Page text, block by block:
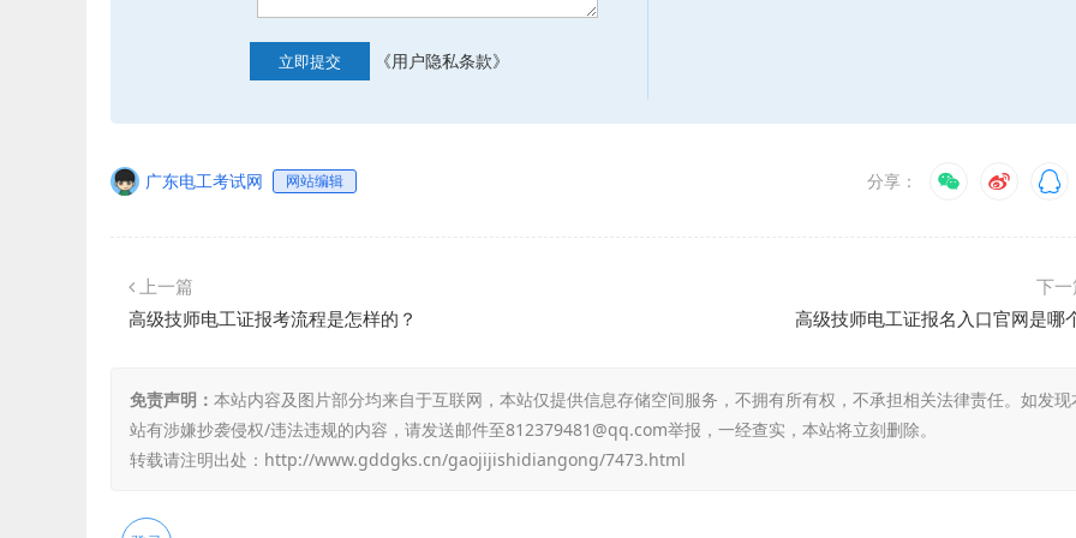
立即提交 《用户隐私条款》
广东电工考试网 网站编辑 分享：
上一篇
高级技师电工证报考流程是怎样的？
下一
高级技师电工证报名入口官网是哪
免责声明： 本站内容及图片部分均来自于互联网，本站仅提供信息存储空间服务，不拥有所有权，不承担相关法律责任。如发现
站有涉嫌抄袭侵权/违法违规的内容，请发送邮件至812379481@qq.com举报，一经查实，本站将立刻删除。
转载请注明出处： http://www.gddgks.cn/gaojijishidiangong/7473.html